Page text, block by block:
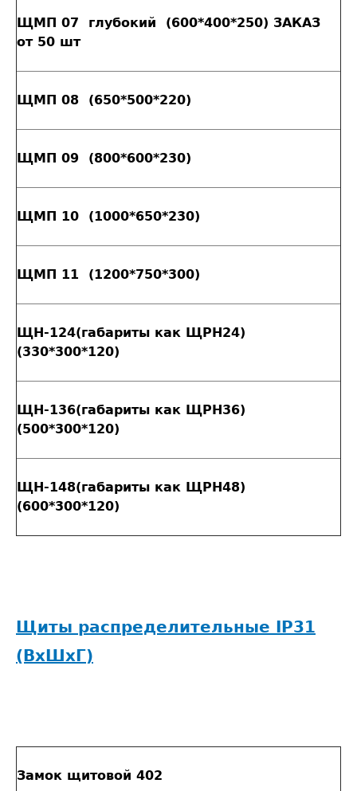
ЩМП 07 глубокий (600*400*250) ЗАКАЗ
от 50 шт
ЩМП 08 (650*500*220)
ЩМП 09 (800*600*230)
ЩМП 10 (1000*650*230)
ЩМП 11 (1200*750*300)
ЩН-124(габариты как ЩРН24)
(330*300*120)
ЩН-136(габариты как ЩРН36)
(500*300*120)
ЩН-148(габариты как ЩРН48)
(600*300*120)
Щиты распределительные IP31
(ВxШxГ)
Замок щитовой 402